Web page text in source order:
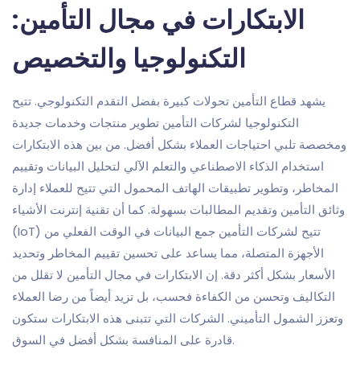
الابتكارات في مجال التأمين:
التكنولوجيا والتخصيص
يشهد قطاع التأمين تحولات كبيرة بفضل التقدم التكنولوجي. تتيح
التكنولوجيا لشركات التأمين تطوير منتجات وخدمات جديدة
ومخصصة تلبي احتياجات العملاء بشكل أفضل. من بين هذه الابتكارات
استخدام الذكاء الاصطناعي والتعلم الآلي لتحليل البيانات وتقييم
المخاطر، وتطوير تطبيقات الهاتف المحمول التي تتيح للعملاء إدارة
وثائق التأمين وتقديم المطالبات بسهولة. كما أن تقنية إنترنت الأشياء
(IoT) تتيح لشركات التأمين جمع البيانات في الوقت الفعلي من
الأجهزة المتصلة، مما يساعد على تحسين تقييم المخاطر وتحديد
الأسعار بشكل أكثر دقة. إن الابتكارات في مجال التأمين لا تقلل من
التكاليف وتحسن من الكفاءة فحسب، بل تزيد أيضاً من رضا العملاء
وتعزز الشمول التأميني. الشركات التي تتبنى هذه الابتكارات ستكون
قادرة على المنافسة بشكل أفضل في السوق.